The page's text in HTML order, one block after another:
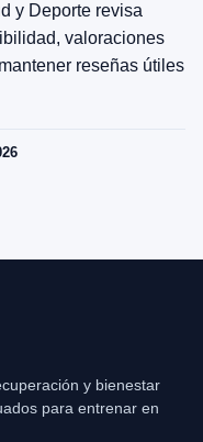
y Deporte revisa
valoraciones
reseñas útiles
y bienestar
para entrenar en